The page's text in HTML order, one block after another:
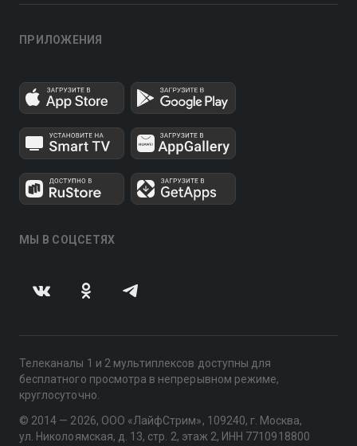
ПРИЛОЖЕНИЯ
МЫ В СОЦСЕТЯХ
Телеканалы 1 и 2 мультиплексов доступны для
бесплатного просмотра в непрерывном режиме,
круглосуточно.
© 2014 — 2026, ООО «ЛайфСтрим», 109240, г. Москва,
ул. Николоямская, д. 13, стр. 2, этаж 2, ИНН 7710918800